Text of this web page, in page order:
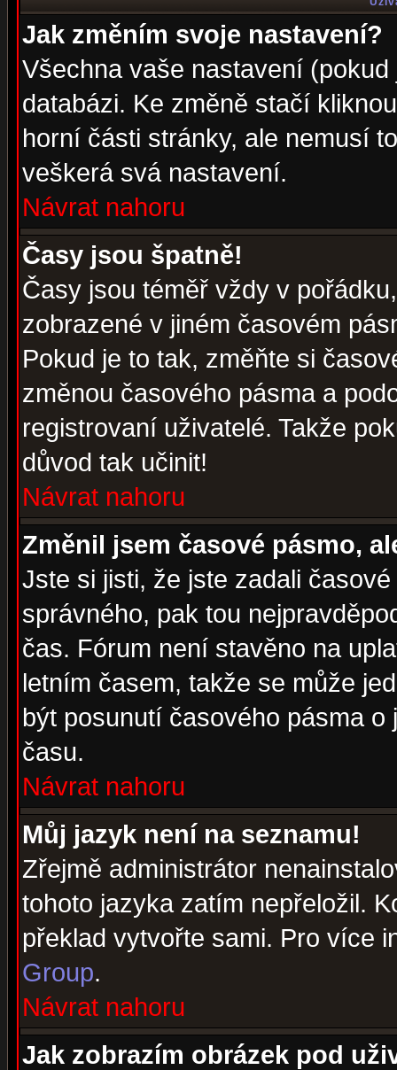
Jak změním svoje nastavení?
Všechna vaše nastavení
databázi. Ke změně stačí
horní části stránky, ale nemusí
veškerá svá nastavení.
Návrat nahoru
Časy jsou špatně!
Časy jsou téměř vždy v
zobrazené v jiném časovém
Pokud je to tak, změňte si
změnou časového pásma a
registrovaní uživatelé. Takže
důvod tak učinit!
Návrat nahoru
Změnil jsem časové pásmo,
Jste si jisti, že jste zadali
správného, pak tou
čas. Fórum není stavěno na
letním časem, takže se může
být posunutí časového pásma
času.
Návrat nahoru
Můj jazyk není na seznamu!
Zřejmě administrátor
tohoto jazyka zatím nepřeložil.
překlad vytvořte sami. Pro více
Group.
Návrat nahoru
Jak zobrazím obrázek pod